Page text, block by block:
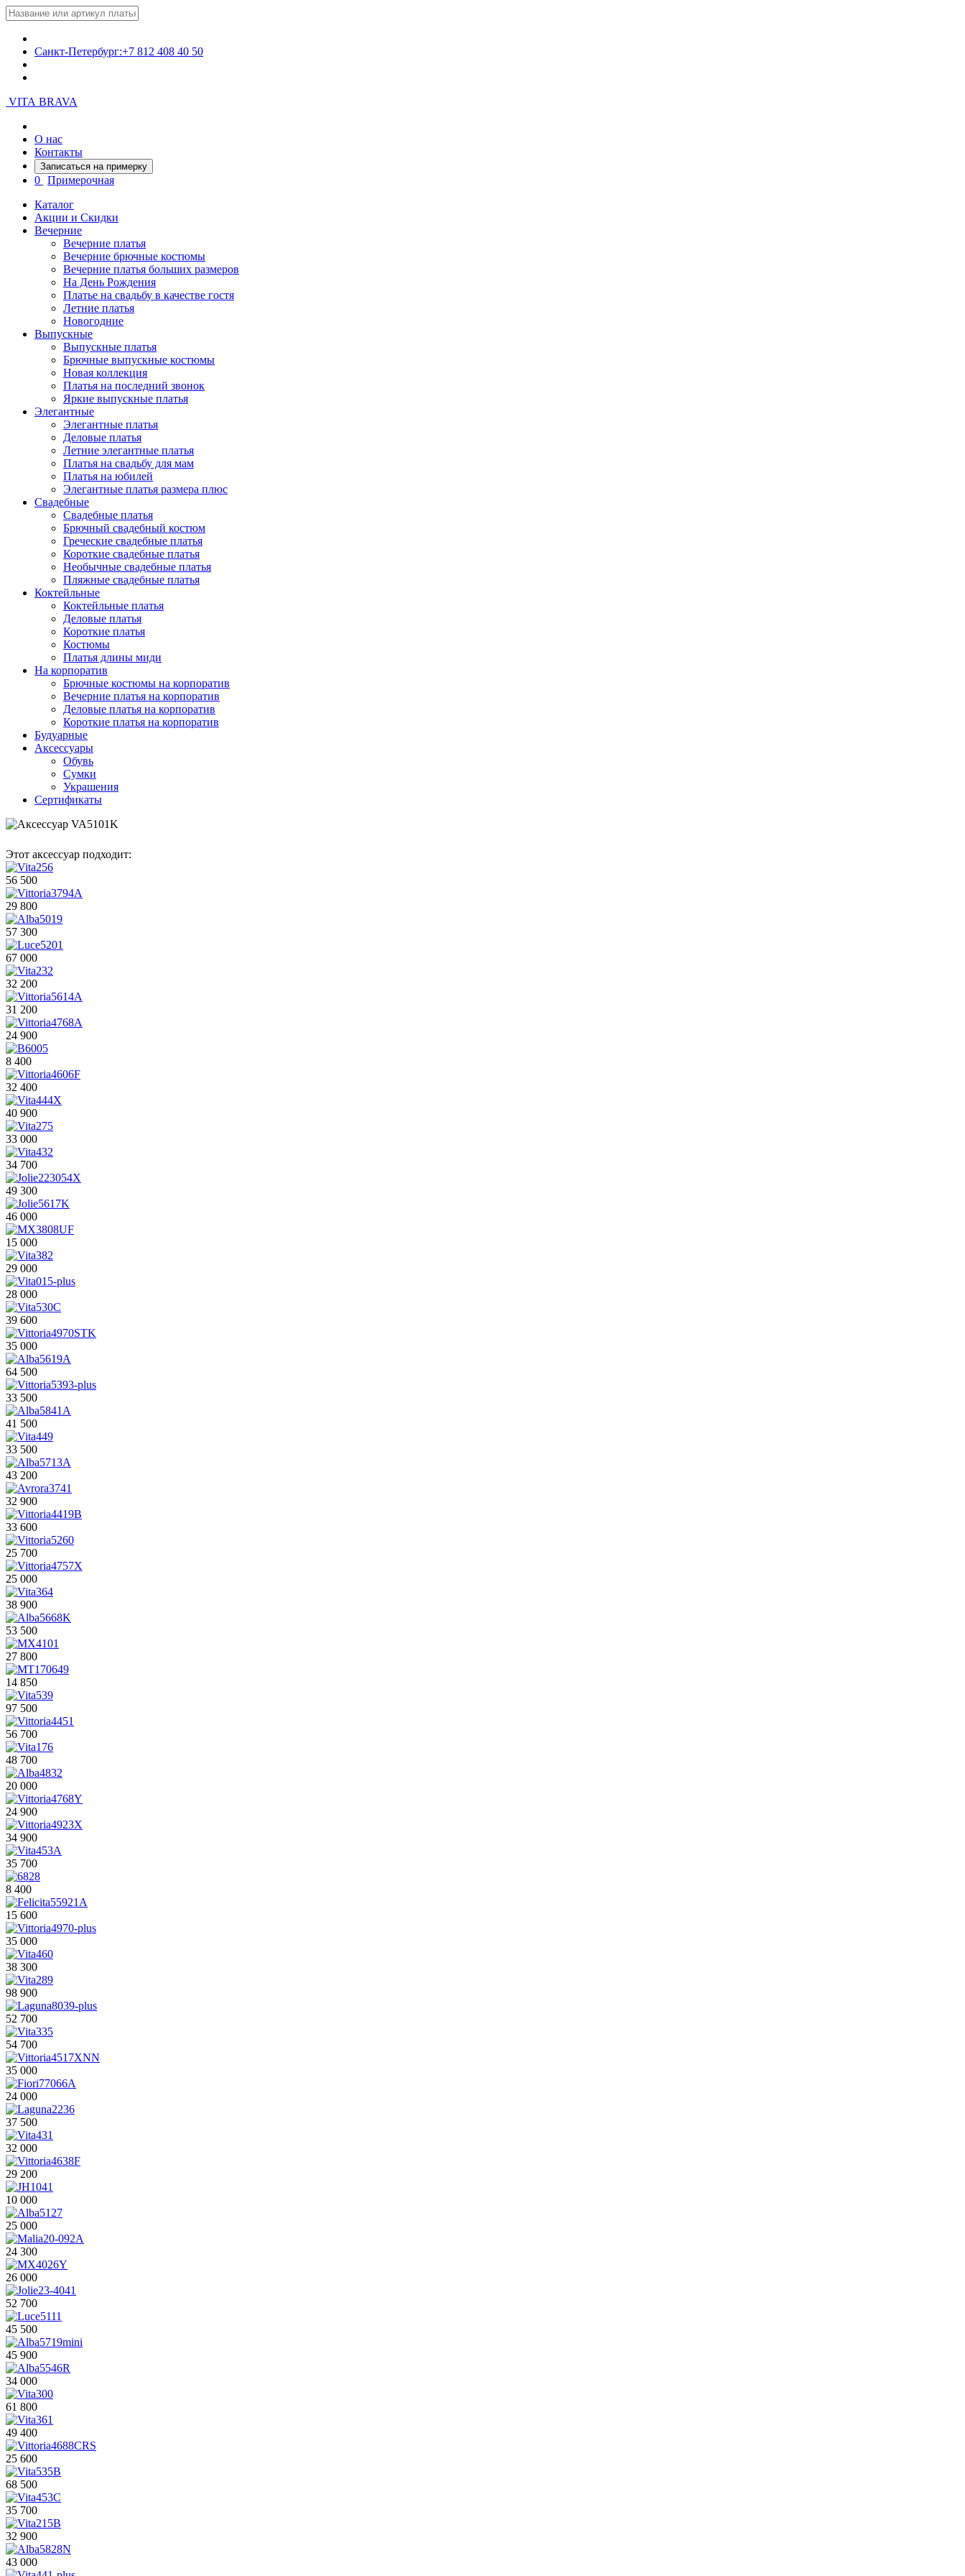
Санкт-Петербург:+7 812 408 40 50
VITA BRAVA
О нас
Контакты
Записаться на примерку
0 Примерочная
Каталог
Акции и Скидки
Вечерние
Вечерние платья
Вечерние брючные костюмы
Вечерние платья больших размеров
На День Рождения
Платье на свадьбу в качестве гостя
Летние платья
Новогодние
Выпускные
Выпускные платья
Брючные выпускные костюмы
Новая коллекция
Платья на последний звонок
Яркие выпускные платья
Элегантные
Элегантные платья
Деловые платья
Летние элегантные платья
Платья на свадьбу для мам
Платья на юбилей
Элегантные платья размера плюс
Свадебные
Свадебные платья
Брючный свадебный костюм
Греческие свадебные платья
Короткие свадебные платья
Необычные свадебные платья
Пляжные свадебные платья
Коктейльные
Коктейльные платья
Деловые платья
Короткие платья
Костюмы
Платья длины миди
На корпоратив
Брючные костюмы на корпоратив
Вечерние платья на корпоратив
Деловые платья на корпоратив
Короткие платья на корпоратив
Будуарные
Аксессуары
Обувь
Сумки
Украшения
Сертификаты
Этот аксессуар подходит:
56 500
29 800
57 300
67 000
32 200
31 200
24 900
8 400
32 400
40 900
33 000
34 700
49 300
46 000
15 000
29 000
28 000
39 600
35 000
64 500
33 500
41 500
33 500
43 200
32 900
33 600
25 700
25 000
38 900
53 500
27 800
14 850
97 500
56 700
48 700
20 000
24 900
34 900
35 700
8 400
15 600
35 000
38 300
98 900
52 700
54 700
35 000
24 000
37 500
32 000
29 200
10 000
25 000
24 300
26 000
52 700
45 500
45 900
34 000
61 800
49 400
25 600
68 500
35 700
32 900
43 000